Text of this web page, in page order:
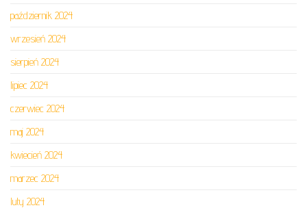
październik 2024
wrzesień 2024
sierpień 2024
lipiec 2024
czerwiec 2024
maj 2024
kwiecień 2024
marzec 2024
luty 2024